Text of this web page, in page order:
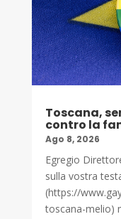
Toscana,
contro la
Ago 8, 2026
Egregio
sulla vostra
(https://
toscana-melio)